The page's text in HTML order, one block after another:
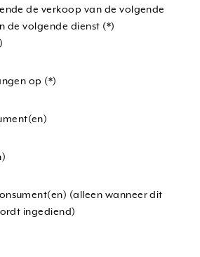
de verkoop van de volgende
de volgende dienst (*)
op (*)
(alleen wanneer dit
ingediend)